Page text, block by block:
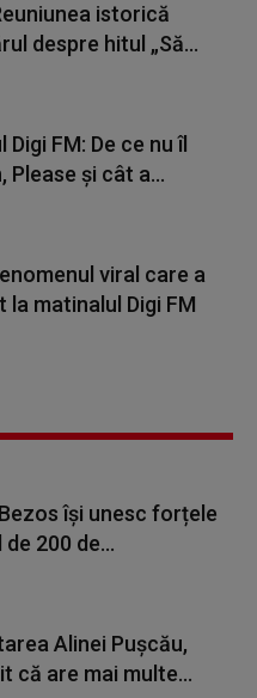
istorică
despre hitul „Să...
FM: De ce nu îl
Please și cât a...
viral care a
matinalul Digi FM
își unesc forțele
200 de...
Alinei Pușcău,
că are mai multe...